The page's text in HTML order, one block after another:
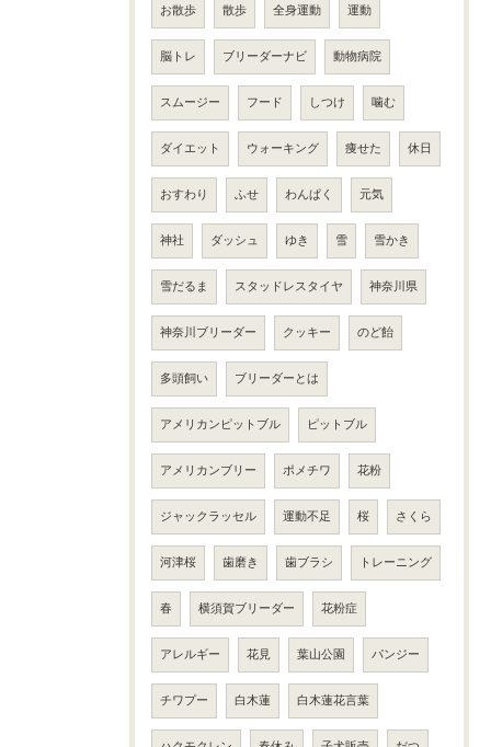
お散歩 散歩 全身運動 運動
脳トレ ブリーダーナビ 動物病院
スムージー フード しつけ 噛む
ダイエット ウォーキング 痩せた 休日
おすわり ふせ わんぱく 元気
神社 ダッシュ ゆき 雪 雪かき
雪だるま スタッドレスタイヤ 神奈川県
神奈川ブリーダー クッキー のど飴
多頭飼い ブリーダーとは
アメリカンピットブル ピットブル
アメリカンブリー ポメチワ 花粉
ジャックラッセル 運動不足 桜 さくら
河津桜 歯磨き 歯ブラシ トレーニング
春 横須賀ブリーダー 花粉症
アレルギー 花見 葉山公園 パンジー
チワプー 白木蓮 白木蓮花言葉